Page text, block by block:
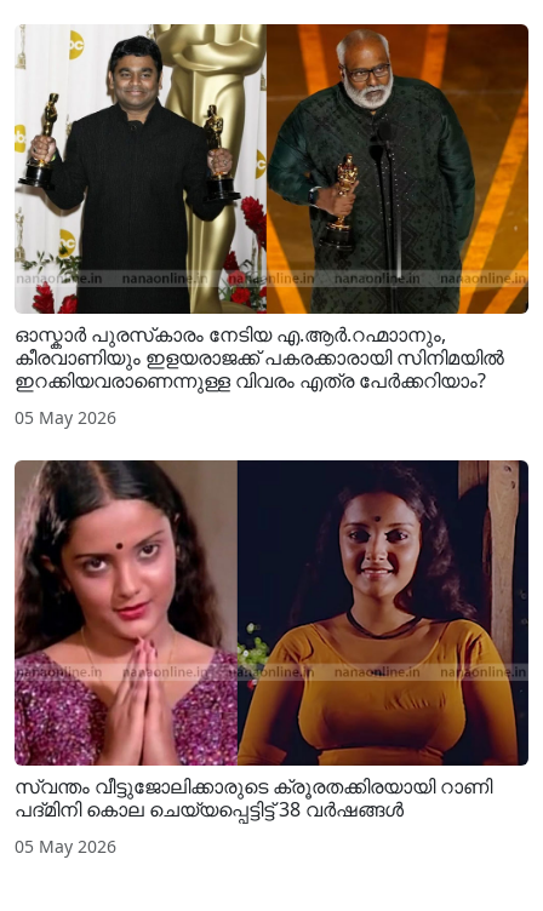
ഓസ്കാർ പുരസ്‌കാരം നേടിയ എ.ആർ.റഹ്മാാനും,
കീരവാണിയും ഇളയരാജക്ക് പകരക്കാരായി സിനിമയിൽ
ഇറക്കിയവരാണെന്നുള്ള വിവരം എത്ര പേർക്കറിയാം?
05 May 2026
സ്വന്തം വീട്ടുജോലിക്കാരുടെ ക്രൂരതക്കിരയായി റാണി
പദ്മിനി കൊല ചെയ്യപ്പെട്ടിട്ട് 38 വർഷങ്ങൾ
05 May 2026